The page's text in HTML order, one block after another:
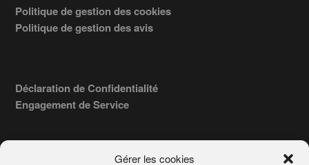
Gérer les cookies
Politique de gestion des cookies
Politique de gestion des avis
Déclaration de Confidentialité
Engagement de Service